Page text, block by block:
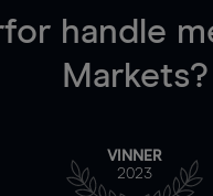
handle
Markets?
VINNER
2023